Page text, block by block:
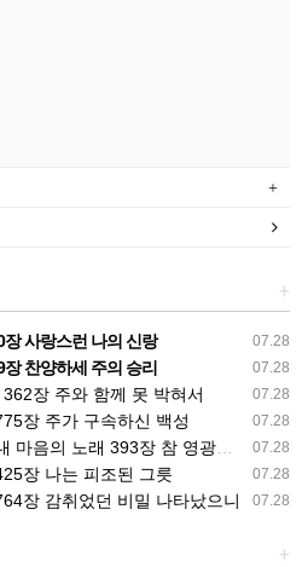
+
07.28
장 사랑스런 나의 신랑
07.28
장 찬양하세 주의 승리
07.28
장 주와 함께 못 박혀서
07.28
장 주가 구속하신 백성
07.28
노래 393장 참 영광스런 우리 왕
07.28
장 나는 피조된 그릇
07.28
장 감취었던 비밀 나타났으니
+